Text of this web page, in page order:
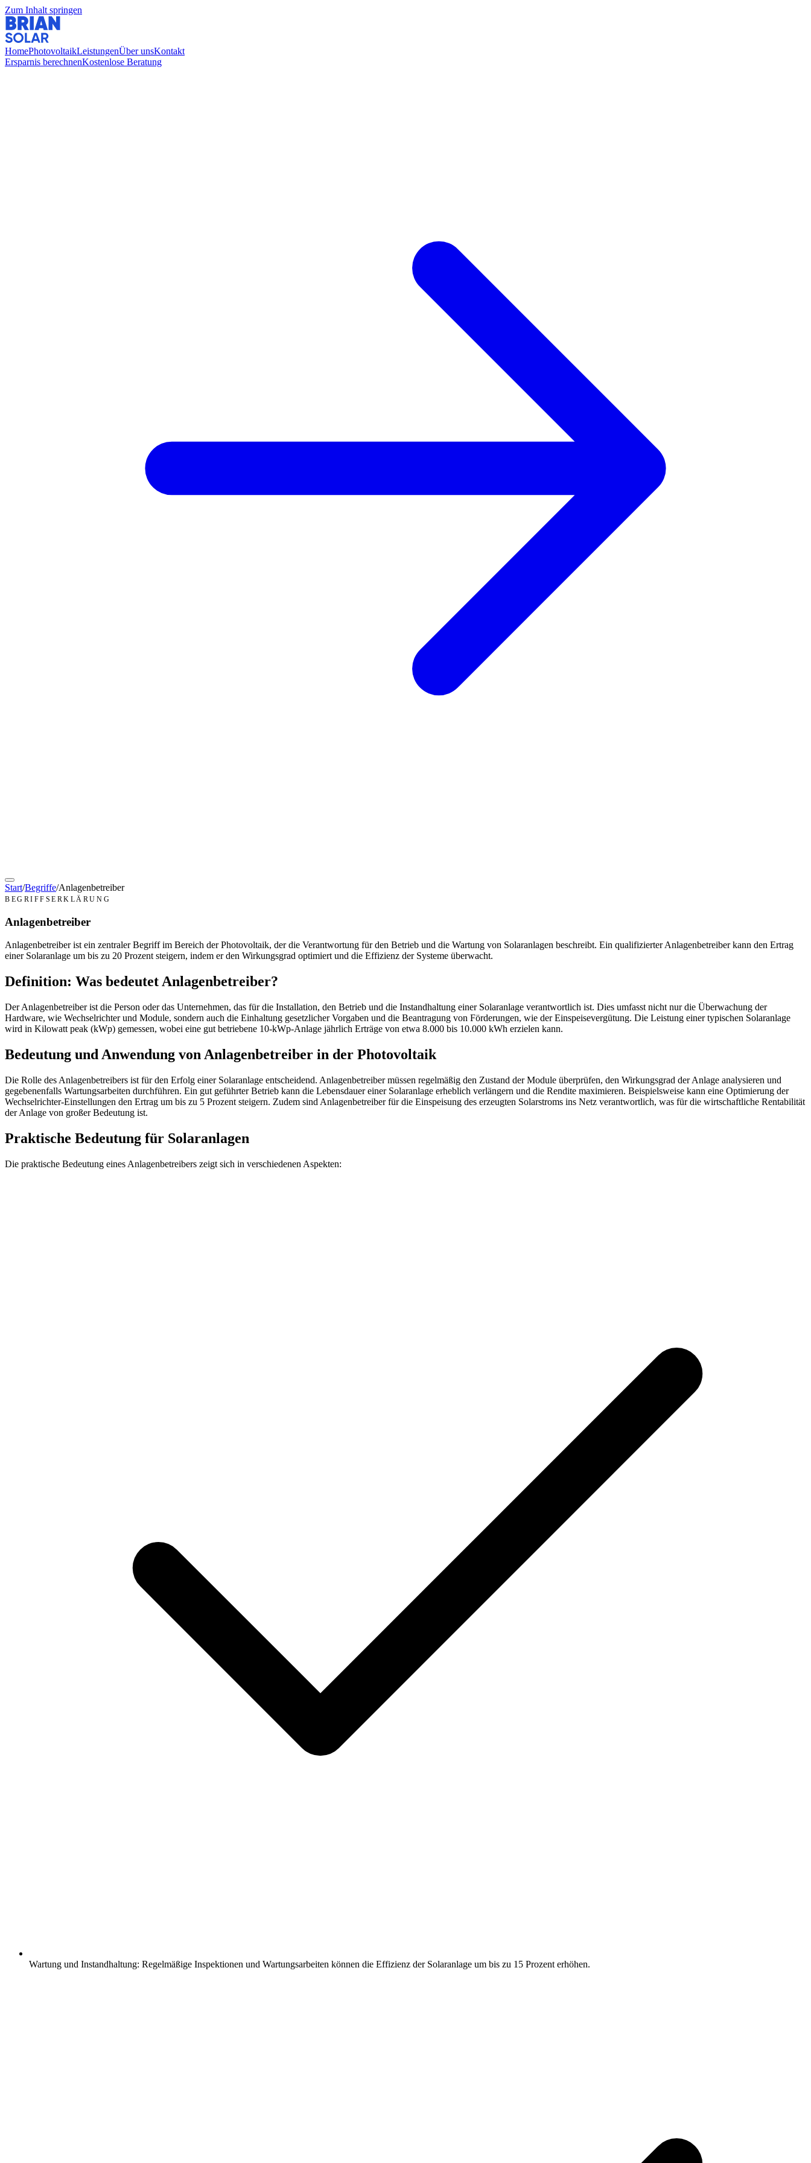
Zum Inhalt springen
HomePhotovoltaikLeistungenÜber unsKontakt
Ersparnis berechnenKostenlose Beratung
Start/Begriffe/Anlagenbetreiber
BEGRIFFSERKLÄRUNG
Anlagenbetreiber
Anlagenbetreiber ist ein zentraler Begriff im Bereich der Photovoltaik, der die Verantwortung für den Betrieb und die Wartung von Solaranlagen beschreibt. Ein qualifizierter Anlagenbetreiber kann den Ertrag
einer Solaranlage um bis zu 20 Prozent steigern, indem er den Wirkungsgrad optimiert und die Effizienz der Systeme überwacht.
Definition: Was bedeutet Anlagenbetreiber?
Der Anlagenbetreiber ist die Person oder das Unternehmen, das für die Installation, den Betrieb und die Instandhaltung einer Solaranlage verantwortlich ist. Dies umfasst nicht nur die Überwachung der
Hardware, wie Wechselrichter und Module, sondern auch die Einhaltung gesetzlicher Vorgaben und die Beantragung von Förderungen, wie der Einspeisevergütung. Die Leistung einer typischen Solaranlage
wird in Kilowatt peak (kWp) gemessen, wobei eine gut betriebene 10-kWp-Anlage jährlich Erträge von etwa 8.000 bis 10.000 kWh erzielen kann.
Bedeutung und Anwendung von Anlagenbetreiber in der Photovoltaik
Die Rolle des Anlagenbetreibers ist für den Erfolg einer Solaranlage entscheidend. Anlagenbetreiber müssen regelmäßig den Zustand der Module überprüfen, den Wirkungsgrad der Anlage analysieren und
gegebenenfalls Wartungsarbeiten durchführen. Ein gut geführter Betrieb kann die Lebensdauer einer Solaranlage erheblich verlängern und die Rendite maximieren. Beispielsweise kann eine Optimierung der
Wechselrichter-Einstellungen den Ertrag um bis zu 5 Prozent steigern. Zudem sind Anlagenbetreiber für die Einspeisung des erzeugten Solarstroms ins Netz verantwortlich, was für die wirtschaftliche Rentabilität
der Anlage von großer Bedeutung ist.
Praktische Bedeutung für Solaranlagen
Die praktische Bedeutung eines Anlagenbetreibers zeigt sich in verschiedenen Aspekten:
Wartung und Instandhaltung: Regelmäßige Inspektionen und Wartungsarbeiten können die Effizienz der Solaranlage um bis zu 15 Prozent erhöhen.